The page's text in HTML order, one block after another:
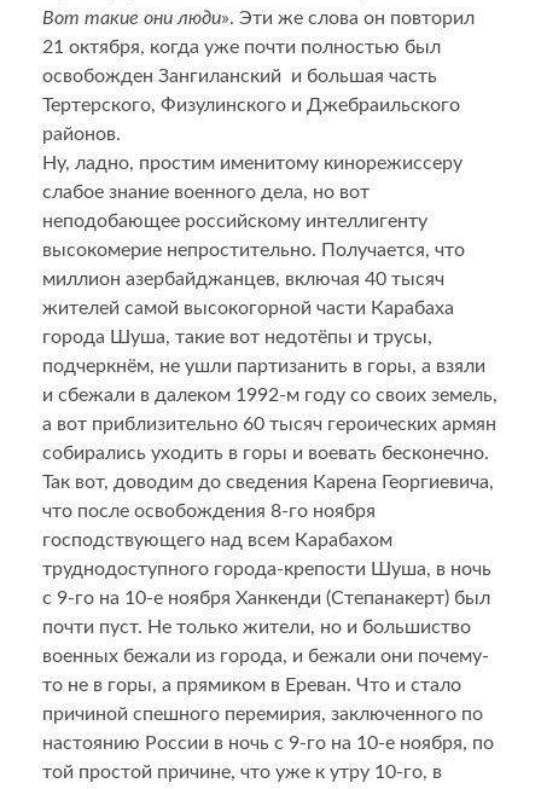
Вот такие они люди». Эти же слова он повторил
21 октября, когда уже почти полностью был
освобожден Зангиланский и большая часть
Тертерского, Физулинского и Джебраильского
районов.
Ну, ладно, простим именитому кинорежиссеру
слабое знание военного дела, но вот
неподобающее российскому интеллигенту
высокомерие непростительно. Получается, что
миллион азербайджанцев, включая 40 тысяч
жителей самой высокогорной части Карабаха
города Шуша, такие вот недотёпы и трусы,
подчеркнём, не ушли партизанить в горы, а взяли
и сбежали в далеком 1992-м году со своих земель,
а вот приблизительно 60 тысяч героических армян
собирались уходить в горы и воевать бесконечно.
Так вот, доводим до сведения Карена Георгиевича,
что после освобождения 8-го ноября
господствующего над всем Карабахом
труднодоступного города-крепости Шуша, в ночь
с 9-го на 10-е ноября Ханкенди (Степанакерт) был
почти пуст. Не только жители, но и большиство
военных бежали из города, и бежали они почему-
то не в горы, а прямиком в Ереван. Что и стало
причиной спешного перемирия, заключенного по
настоянию России в ночь с 9-го на 10-е ноября, по
той простой причине, что уже к утру 10-го, в